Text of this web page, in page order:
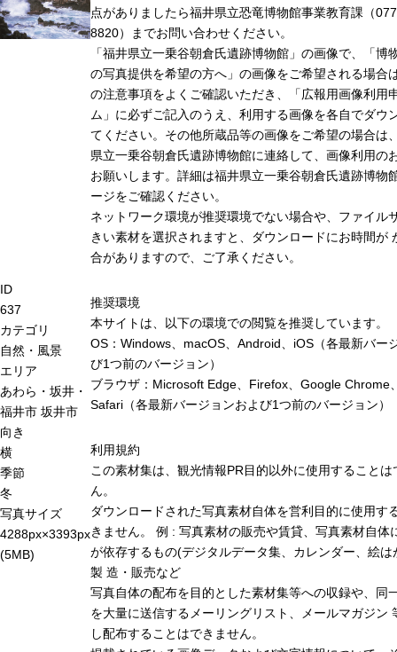
ID
637
カテゴリ
自然・風景
エリア
あわら・坂井・
福井市 坂井市
向き
横
季節
冬
写真サイズ
4288px×3393px
(5MB)
点がありましたら福井県立恐竜博物館事業教育課（
8820）までお問い合わせください。
「福井県立一乗谷朝倉氏遺跡博物館」の画像で、「博
の写真提供を希望の方へ」の画像をご希望される場合
の注意事項をよくご確認いただき、「広報用画像利用
ム」に必ずご記入のうえ、利用する画像を各自でダウ
てください。その他所蔵品等の画像をご希望の場合は
県立一乗谷朝倉氏遺跡博物館に連絡して、画像利用の
お願いします。詳細は福井県立一乗谷朝倉氏遺跡博物
ージをご確認ください。
ネットワーク環境が推奨環境でない場合や、ファイル
きい素材を選択されますと、ダウンロードにお時間が
合がありますので、ご了承ください。
推奨環境
本サイトは、以下の環境での閲覧を推奨しています。
OS：Windows、macOS、Android、iOS（各最新バー
び1つ前のバージョン）
ブラウザ：Microsoft Edge、Firefox、Google Chrome
Safari（各最新バージョンおよび1つ前のバージョン）
利用規約
この素材集は、観光情報PR目的以外に使用することは
ん。
ダウンロードされた写真素材自体を営利目的に使用す
きません。 例 : 写真素材の販売や賃貸、写真素材自体
が依存するもの(デジタルデータ集、カレンダー、絵は
製 造・販売など
写真自体の配布を目的とした素材集等への収録や、同
を大量に送信するメーリングリスト、メールマガジン
し配布することはできません。